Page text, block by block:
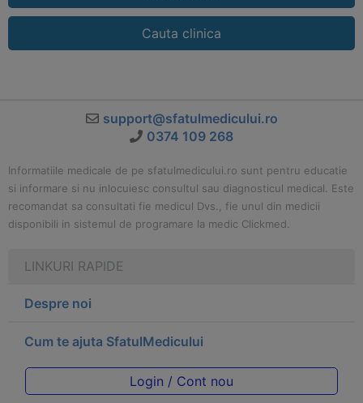
Cauta clinica
support@sfatulmedicului.ro
0374 109 268
Informatiile medicale de pe sfatulmedicului.ro sunt pentru educatie
si informare si nu inlocuiesc consultul sau diagnosticul medical. Este
recomandat sa consultati fie medicul Dvs., fie unul din medicii
disponibili in sistemul de programare la medic Clickmed.
LINKURI RAPIDE
Despre noi
Cum te ajuta SfatulMedicului
Login / Cont nou